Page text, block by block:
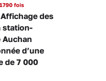
fois
des
station-
Auchan
d’une
de 7 000